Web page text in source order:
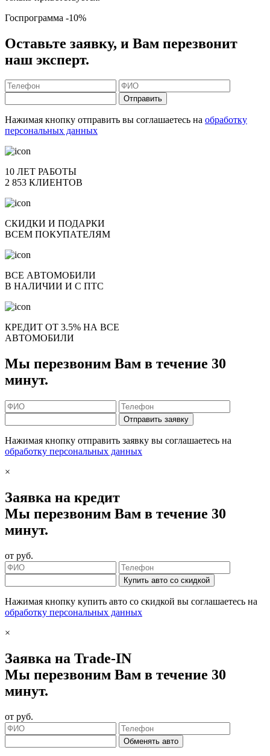
Госпрограмма -10%
Оставьте заявку, и Вам перезвонит
наш эксперт.
Отправить
Нажимая кнопку отправить вы соглашаетесь на обработку
персональных данных
10 ЛЕТ РАБОТЫ
2 853 КЛИЕНТОВ
СКИДКИ И ПОДАРКИ
ВСЕМ ПОКУПАТЕЛЯМ
ВСЕ АВТОМОБИЛИ
В НАЛИЧИИ И С ПТС
КРЕДИТ ОТ 3.5% НА ВСЕ
АВТОМОБИЛИ
Мы перезвоним Вам в течение 30
минут.
Отправить заявку
Нажимая кнопку отправить заявку вы соглашаетесь на
обработку персональных данных
×
Заявка на кредит
Мы перезвоним Вам в течение 30
минут.
от руб.
Купить авто со скидкой
Нажимая кнопку купить авто со скидкой вы соглашаетесь на
обработку персональных данных
×
Заявка на Trade-IN
Мы перезвоним Вам в течение 30
минут.
от руб.
Обменять авто